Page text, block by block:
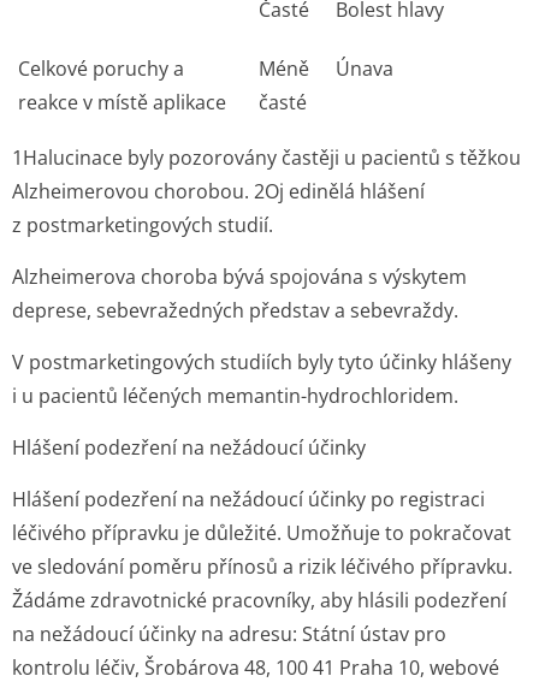
Celkové poruchy a
reakce v místě aplikace
Časté Bolest hlavy
Méně
časté
Únava
1Halucinace byly pozorovány častěji u pacientů s těžkou
Alzheimerovou chorobou. 2Oj edinělá hlášení
z postmarketin­gových studií.
Alzheimerova choroba bývá spojována s výskytem
deprese, sebevražedných představ a sebevraždy.
V postmarketin­gových studiích byly tyto účinky hlášeny
i u pacientů léčených memantin-hydrochloridem.
Hlášení podezření na nežádoucí účinky
Hlášení podezření na nežádoucí účinky po registraci
léčivého přípravku je důležité. Umožňuje to pokračovat
ve sledování poměru přínosů a rizik léčivého přípravku.
Žádáme zdravotnické pracovníky, aby hlásili podezření
na nežádoucí účinky na adresu: Státní ústav pro
kontrolu léčiv, Šrobárova 48, 100 41 Praha 10, webové